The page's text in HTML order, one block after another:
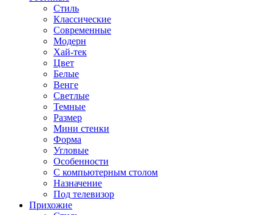
Стиль
Классические
Современные
Модерн
Хай-тек
Цвет
Белые
Венге
Светлые
Темные
Размер
Мини стенки
Форма
Угловые
Особенности
С компьютерным столом
Назначение
Под телевизор
Прихожие